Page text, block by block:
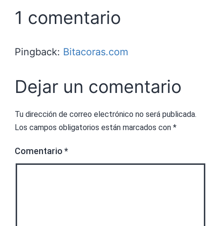
1 comentario
Pingback: Bitacoras.com
Dejar un comentario
Tu dirección de correo electrónico no será publicada.
Los campos obligatorios están marcados con *
Comentario *